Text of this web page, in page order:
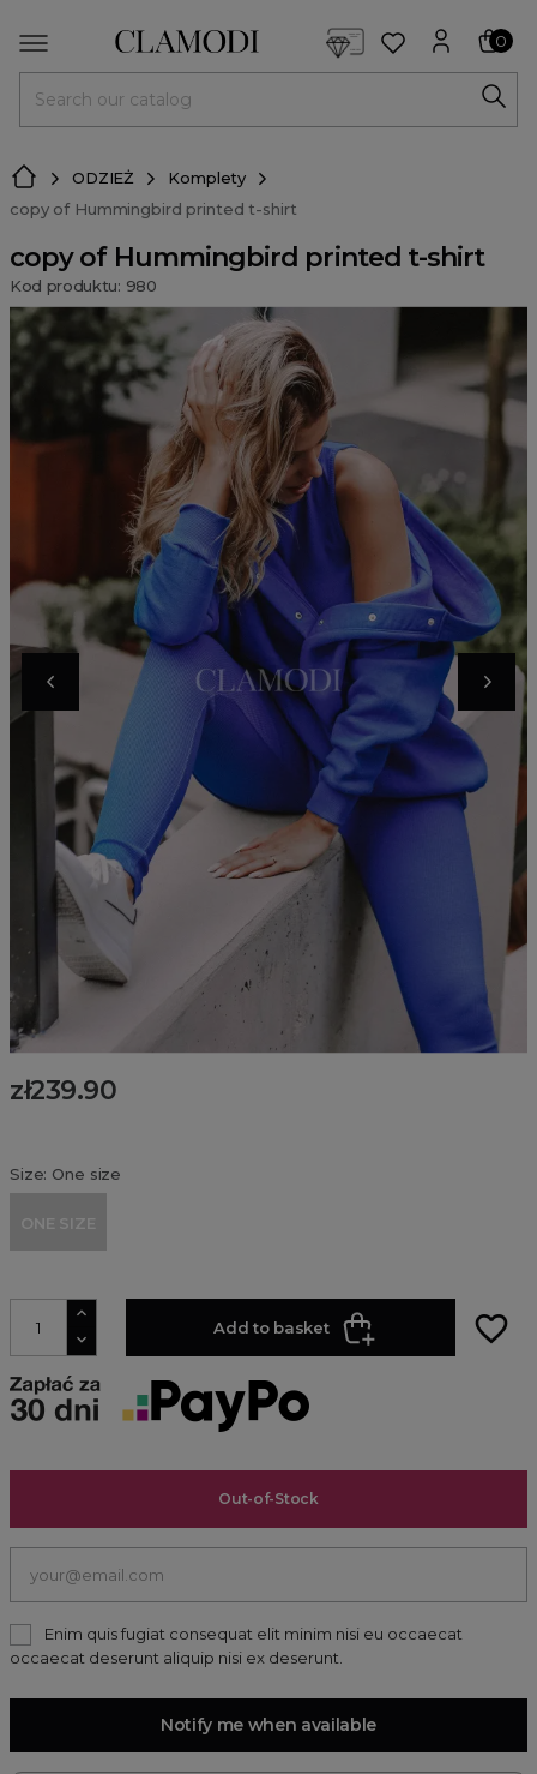
0
ODZIEŻ
Komplety
copy of Hummingbird printed t-shirt
copy of Hummingbird printed t-shirt
Kod produktu: 980
zł239.90
Size: One size
ONE SIZE
Add to basket favorite_border
Out-of-Stock
Enim quis fugiat consequat elit minim nisi eu occaecat
occaecat deserunt aliquip nisi ex deserunt.
Notify me when available